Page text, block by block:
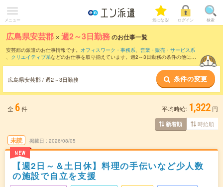
メニュー 気になる! ログイン 検索
広島県安芸郡 ×週2～3日勤務のお仕事一覧
安芸郡の派遣のお仕事情報です。 オフィスワーク・事務系、 営業・販売・サービス系
、 クリエイティブ系などのお仕事を取り揃えています。週2～3日勤務の条件の他に、
広島県安芸郡 / 週2～3日勤務 条件の変更
全 6件 平均時給: 1,322 円
新着順 時給順
未読
NEW
掲載日 2026/08/05
【週2日～＆土日休】料理の手伝いなど少人数
の施設で自立を支援